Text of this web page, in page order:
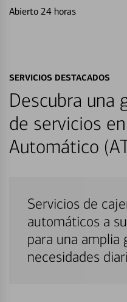
Abierto 24 horas
SERVICIOS DESTACADOS
Descubra una
de servicios
Automático
Servicios de
automáticos a
para una amplia
necesidades